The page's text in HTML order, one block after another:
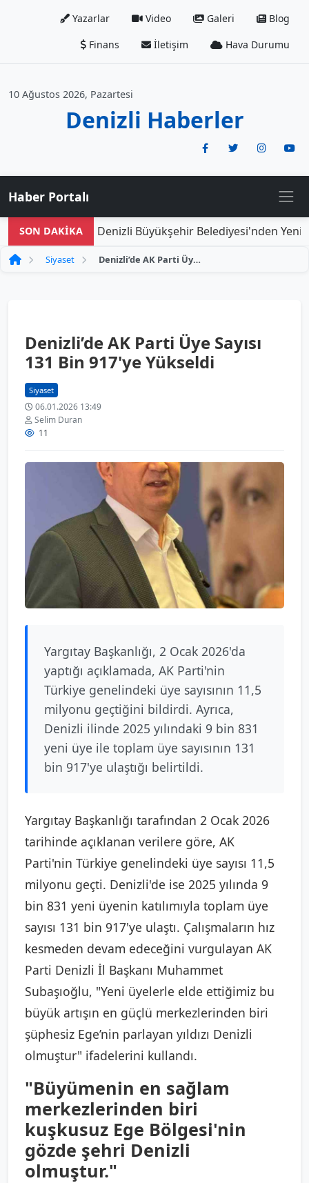
Yazarlar Video Galeri
Blog
Finans
İletişim Hava Durumu
10 Ağustos 2026, Pazartesi
Denizli Haberler
Haber Portalı
SON DAKİKA Denizli Büyükşehir Belediyesi'nden Yeni
Siyaset Denizli’de AK Parti Üye Sayısı 131 Bin 917'ye Yükseldi
Denizli’de AK Parti Üye Sayısı
131 Bin 917'ye Yükseldi
Siyaset
06.01.2026 13:49
Selim Duran
11
Yargıtay Başkanlığı, 2 Ocak 2026'da
yaptığı açıklamada, AK Parti'nin
Türkiye genelindeki üye sayısının 11,5
milyonu geçtiğini bildirdi. Ayrıca,
Denizli ilinde 2025 yılındaki 9 bin 831
yeni üye ile toplam üye sayısının 131
bin 917'ye ulaştığı belirtildi.
Yargıtay Başkanlığı tarafından 2 Ocak 2026
tarihinde açıklanan verilere göre, AK
Parti'nin Türkiye genelindeki üye sayısı 11,5
milyonu geçti. Denizli'de ise 2025 yılında 9
bin 831 yeni üyenin katılımıyla toplam üye
sayısı 131 bin 917'ye ulaştı. Çalışmaların hız
kesmeden devam edeceğini vurgulayan AK
Parti Denizli İl Başkanı Muhammet
Subaşıoğlu, "Yeni üyelerle elde ettiğimiz bu
büyük artışın en güçlü merkezlerinden biri
şüphesiz Ege’nin parlayan yıldızı Denizli
olmuştur" ifadelerini kullandı.
"Büyümenin en sağlam
merkezlerinden biri
kuşkusuz Ege Bölgesi'nin
gözde şehri Denizli
olmuştur."